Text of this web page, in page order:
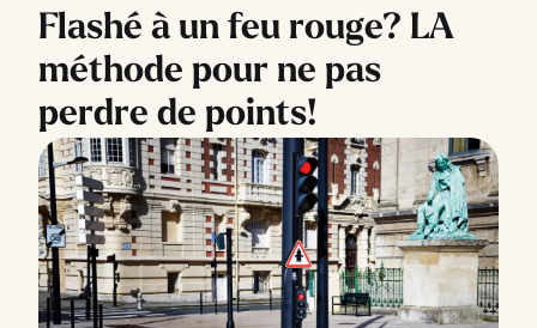
Flashé à un feu rouge? LA
méthode pour ne pas
perdre de points!